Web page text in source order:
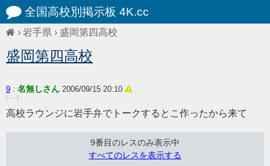
全国高校別掲示板 4K.cc
› 岩手県 › 盛岡第四高校
盛岡第四高校
9 : 名無しさん 2006/09/15 20:10
[ ---- ]
高校ラウンジに岩手弁でトークするとこ作ったから来て
9番目のレスのみ表示中
すべてのレスを表示する